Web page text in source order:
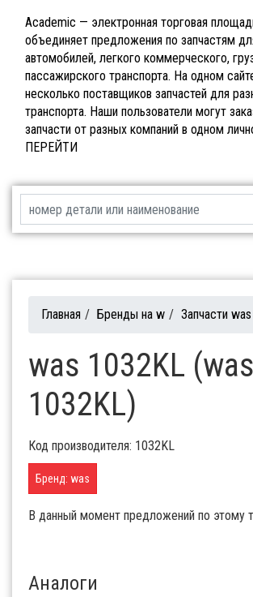
Academic — электронная торговая
объединяет предложения по запчастям
автомобилей, легкого коммерческого,
пассажирского транспорта. На одном
несколько поставщиков запчастей для
транспорта. Наши пользователи могут
запчасти от разных компаний в одном
ПЕРЕЙТИ
Главная / Бренды на w / Запчасти was
was 1032KL (was
1032KL)
Код производителя: 1032KL
Бренд: was
В данный момент предложений по этому
Аналоги